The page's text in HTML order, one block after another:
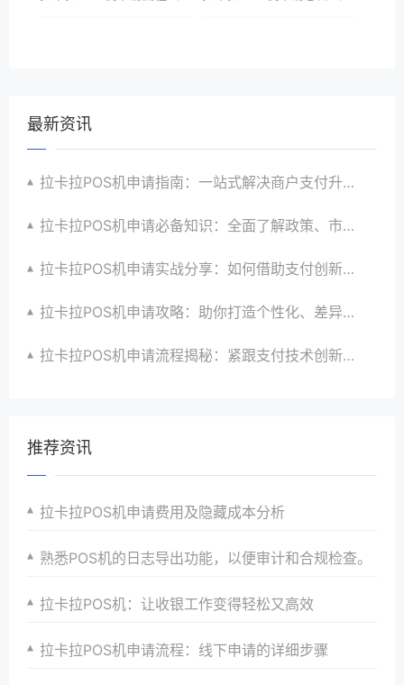
最新资讯
拉卡拉POS机申请指南：一站式解决商户支付升级、智能化与创新需求
拉卡拉POS机申请必备知识：全面了解政策、市场、技术与创新趋势
拉卡拉POS机申请实战分享：如何借助支付创新技术提升商户运营效益与效率
拉卡拉POS机申请攻略：助你打造个性化、差异化支付体验以提升竞争力
拉卡拉POS机申请流程揭秘：紧跟支付技术创新步伐，抢占市场先机
推荐资讯
拉卡拉POS机申请费用及隐藏成本分析
熟悉POS机的日志导出功能，以便审计和合规检查。
拉卡拉POS机：让收银工作变得轻松又高效
拉卡拉POS机申请流程：线下申请的详细步骤